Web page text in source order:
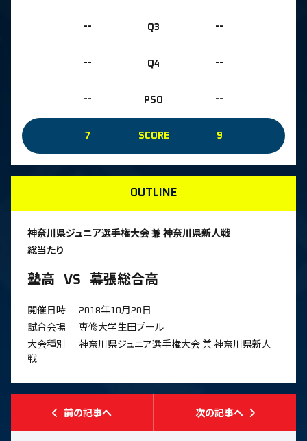
-- Q3 --
-- Q4 --
-- PSO --
7 SCORE 9
OUTLINE
神奈川県ジュニア選手権大会 兼 神奈川県新人戦
総当たり
塾高 VS 幕張総合高
開催日時
2018年10月20日
試合会場
専修大学生田プール
大会種別
神奈川県ジュニア選手権大会 兼 神奈川県新人
戦
前の記事へ 次の記事へ